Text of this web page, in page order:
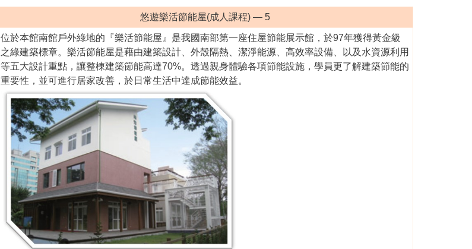
悠遊樂活節能屋(成人課程) — 5
位於本館南館戶外綠地的『樂活節能屋』是我國南部第一座住屋節能展示館，於97年獲得黃金級
之綠建築標章。樂活節能屋是藉由建築設計、外殼隔熱、潔淨能源、高效率設備、以及水資源利用
等五大設計重點，讓整棟建築節能高達70%。透過親身體驗各項節能設施，學員更了解建築節能的
重要性，並可進行居家改善，於日常生活中達成節能效益。